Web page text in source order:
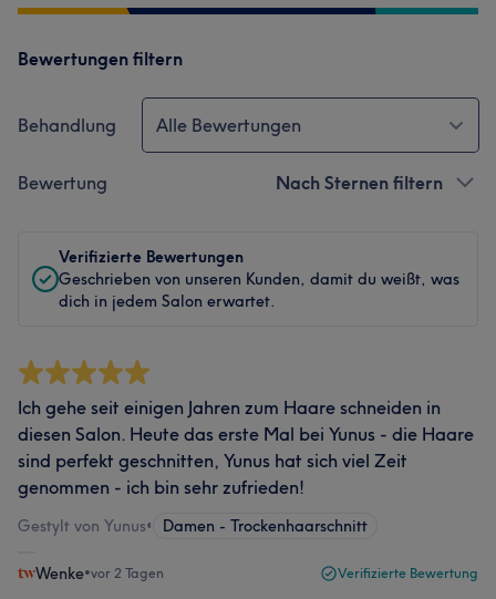
Bewertungen filtern
Behandlung Alle Bewertungen
Bewertung Nach Sternen filtern
Verifizierte Bewertungen
Geschrieben von unseren Kunden, damit du weißt, was
dich in jedem Salon erwartet.
Ich gehe seit einigen Jahren zum Haare schneiden in
diesen Salon. Heute das erste Mal bei Yunus - die Haare
sind perfekt geschnitten, Yunus hat sich viel Zeit
genommen - ich bin sehr zufrieden!
Gestylt von Yunus• Damen - Trockenhaarschnitt
Wenke•vor 2 Tagen Verifizierte Bewertung